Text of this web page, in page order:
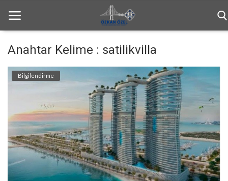
Anasayfa
Haftalık Bülten
Genel
İletişim
Anahtar Kelime : satilikvilla
Bilgilendirme